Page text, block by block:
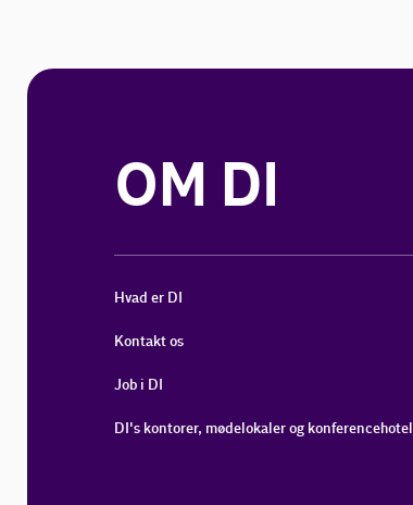
OM DI
Hvad er DI
Kontakt os
Job i DI
DI's kontorer, mødelokaler og konferencehotel